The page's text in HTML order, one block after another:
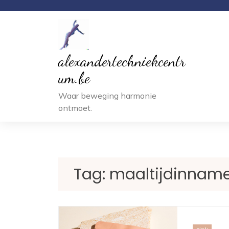
alexandertechniekcentr
um.be
Waar beweging harmonie
ontmoet.
Tag: